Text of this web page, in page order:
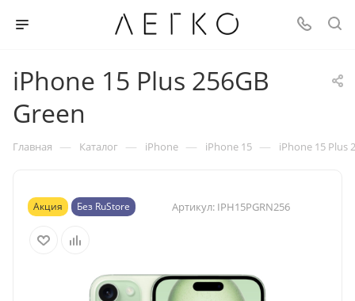
iPhone 15 Plus 256GB
Green
Главная — Каталог — iPhone — iPhone 15 — iPhone 15 Plus
Акция Без RuStore Артикул: IPH15PGRN256